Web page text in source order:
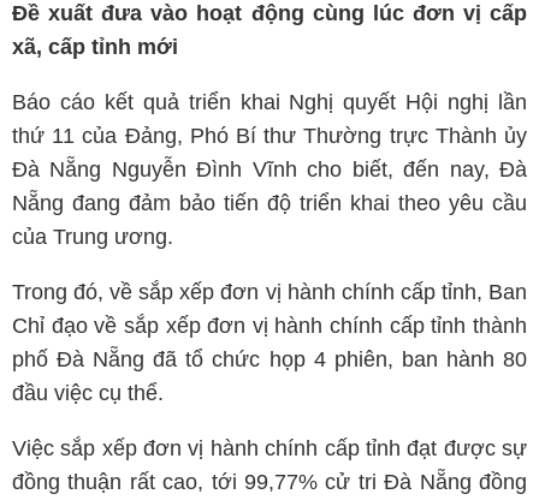
Đề xuất đưa vào hoạt động cùng lúc đơn vị cấp
xã, cấp tỉnh mới
Báo cáo kết quả triển khai Nghị quyết Hội nghị lần
thứ 11 của Đảng, Phó Bí thư Thường trực Thành ủy
Đà Nẵng Nguyễn Đình Vĩnh cho biết, đến nay, Đà
Nẵng đang đảm bảo tiến độ triển khai theo yêu cầu
của Trung ương.
Trong đó, về sắp xếp đơn vị hành chính cấp tỉnh, Ban
Chỉ đạo về sắp xếp đơn vị hành chính cấp tỉnh thành
phố Đà Nẵng đã tổ chức họp 4 phiên, ban hành 80
đầu việc cụ thể.
Việc sắp xếp đơn vị hành chính cấp tỉnh đạt được sự
đồng thuận rất cao, tới 99,77% cử tri Đà Nẵng đồng